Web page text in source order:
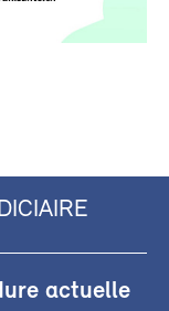
actuelle